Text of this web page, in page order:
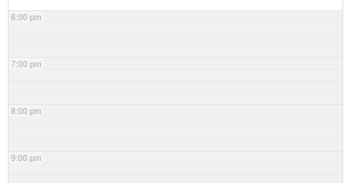
6:00 pm
7:00 pm
8:00 pm
9:00 pm